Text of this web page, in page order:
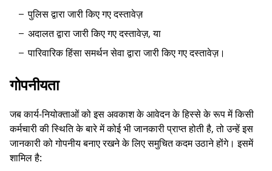
पुलिस द्वारा जारी किए गए दस्तावेज़
अदालत द्वारा जारी किए गए दस्तावेज़, या
पारिवारिक हिंसा समर्थन सेवा द्वारा जारी किए गए दस्तावेज़।
गोपनीयता
जब कार्य-नियोक्ताओं को इस अवकाश के आवेदन के हिस्से के रूप में किसी
कर्मचारी की स्थिति के बारे में कोई भी जानकारी प्राप्त होती है, तो उन्हें इस
जानकारी को गोपनीय बनाए रखने के लिए समुचित कदम उठाने होंगे। इसमें
शामिल है: